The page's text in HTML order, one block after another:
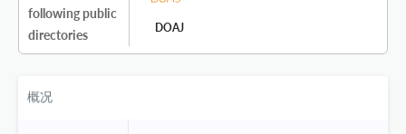
following public
directories
DOAJ
概况